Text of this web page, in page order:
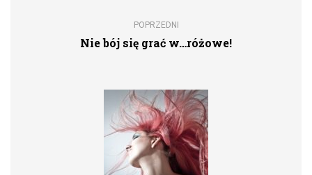
POPRZEDNI
Nie bój się grać w…różowe!